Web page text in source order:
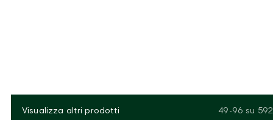
Visualizza altri prodotti 49-96 su 592